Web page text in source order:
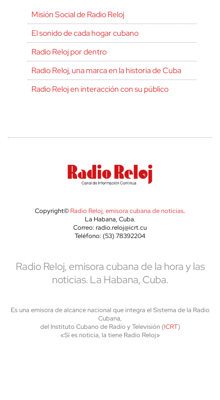
Misión Social de Radio Reloj
El sonido de cada hogar cubano
Radio Reloj por dentro
Radio Reloj, una marca en la historia de Cuba
Radio Reloj en interacción con su público
Copyright© Radio Reloj, emisora cubana de noticias.
La Habana, Cuba.
Correo: radio.reloj@icrt.cu
Teléfono: (53) 78392204
Radio Reloj, emisora cubana de la hora y las
noticias. La Habana, Cuba.
Es una emisora de alcance nacional que integra el Sistema de la Radio
Cubana,
del Instituto Cubano de Radio y Televisión (ICRT)
«Si es noticia, la tiene Radio Reloj»